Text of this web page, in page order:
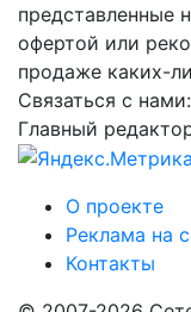
представленные
офертой или
продаже каких-
Связаться с
Главный
О проекте
Реклама на
Контакты